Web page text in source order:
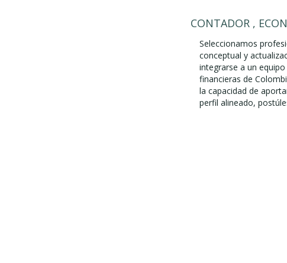
CONTADOR ,
Seleccionamos
conceptual y
integrarse a un
financieras de
la capacidad de
perfil alineado,